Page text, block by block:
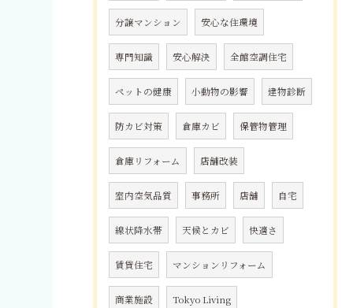
分譲マンション 安心な住環境
専門知識 安心解決 全館空調住宅
ペットの健康 小動物の影響 建物診断
防カビ対策 倉庫カビ 保管物管理
倉庫リフォーム 店舗改装
室内空気品質 事務所 店舗 自宅
線状降水帯 天候とカビ 快適さ
賃貸住宅 マンションリフォーム
商業施設 Tokyo Living